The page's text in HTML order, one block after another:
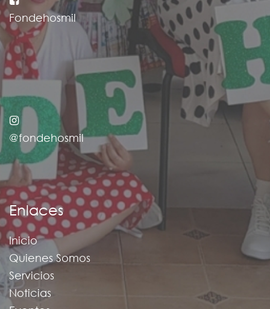
Fondehosmil
@fondehosmil
Enlaces
Inicio
Quienes Somos
Servicios
Noticias